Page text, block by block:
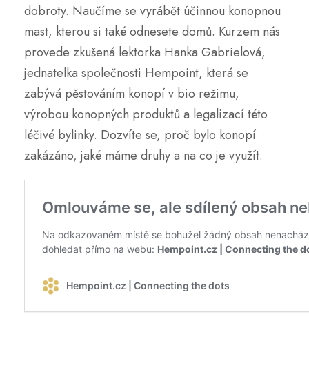
dobroty. Naučíme se vyrábět účinnou konopnou
mast, kterou si také odnesete domů. Kurzem nás
provede zkušená lektorka Hanka Gabrielová,
jednatelka společnosti Hempoint, která se
zabývá pěstováním konopí v bio režimu,
výrobou konopných produktů a legalizací této
léčivé bylinky. Dozvíte se, proč bylo konopí
zakázáno, jaké máme druhy a na co je využít.